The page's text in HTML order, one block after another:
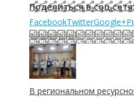
Поделиться в
FacebookTwitterGoogle+
Related posts
В региональном